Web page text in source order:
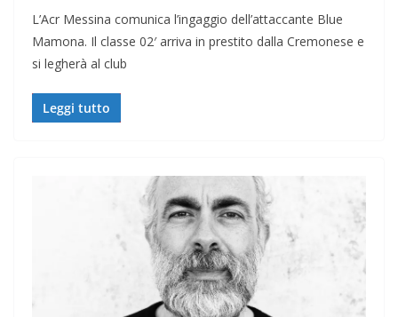
L’Acr Messina comunica l’ingaggio dell’attaccante Blue
Mamona. Il classe 02′ arriva in prestito dalla Cremonese e
si legherà al club
Leggi tutto